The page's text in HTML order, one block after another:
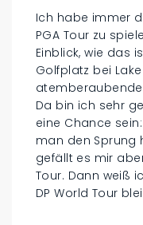
Ich habe immer
PGA Tour zu
Einblick, wie das
Golfplatz bei
Da bin ich sehr
eine Chance
man den Sprung
gefällt es mir
Tour. Dann weiß
DP World Tour